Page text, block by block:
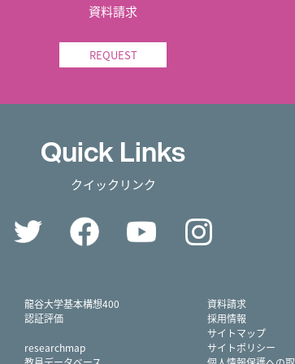
資料請求
REQUEST
Quick Links
クイックリンク
Twitter FacebookYouTube
龍谷大学基本構想400
認証評価
researchmap
資料請求
採用情報
サイトマップ
サイトポリシー